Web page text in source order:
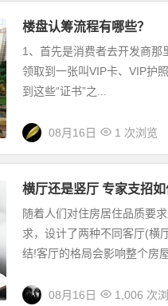
楼盘认筹流程有哪些？
1、首先是消费者去开发商那
领取到一张叫VIP卡、VIP护
到这些“证书”之...
08月16日 1 次浏览
横厅还是竖厅 专家支招
随着人们对住房居住品质要
求，设计了两种不同客厅(横
结!客厅的格局会影响整个房屋
08月16日 1,006 次